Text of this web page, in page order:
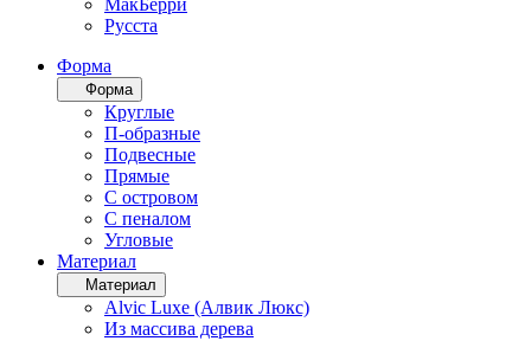
МакБерри
Русста
Форма
Форма
Круглые
П-образные
Подвесные
Прямые
С островом
С пеналом
Угловые
Материал
Материал
Alvic Luxe (Алвик Люкс)
Из массива дерева